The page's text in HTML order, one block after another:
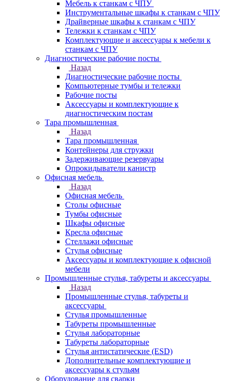
Мебель к станкам с ЧПУ
Инструментальные шкафы к станкам с ЧПУ
Драйверные шкафы к станкам с ЧПУ
Тележки к станкам с ЧПУ
Комплектующие и аксессуары к мебели к
станкам с ЧПУ
Диагностические рабочие посты
Назад
Диагностические рабочие посты
Компьютерные тумбы и тележки
Рабочие посты
Аксессуары и комплектующие к
диагностическим постам
Тара промышленная
Назад
Тара промышленная
Контейнеры для стружки
Задерживающие резервуары
Опрокидыватели канистр
Офисная мебель
Назад
Офисная мебель
Столы офисные
Тумбы офисные
Шкафы офисные
Кресла офисные
Стеллажи офисные
Стулья офисные
Аксессуары и комплектующие к офисной
мебели
Промышленные стулья, табуреты и аксессуары
Назад
Промышленные стулья, табуреты и
аксессуары
Стулья промышленные
Табуреты промышленные
Стулья лабораторные
Табуреты лабораторные
Стулья антистатические (ESD)
Дополнительные комплектующие и
аксессуары к стульям
Оборудование для сварки